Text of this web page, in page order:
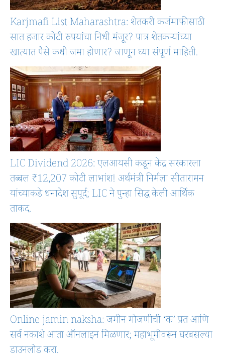
Karjmafi List Maharashtra: शेतकरी कर्जमाफीसाठी
सात हजार कोटी रुपयांचा निधी मंजूर? पात्र शेतकऱ्यांच्या
खात्यात पैसे कधी जमा होणार? जाणून घ्या संपूर्ण माहिती.
LIC Dividend 2026: एलआयसी कडून केंद्र सरकारला
तब्बल ₹12,207 कोटी लाभांश! अर्थमंत्री निर्मला सीतारामन
यांच्याकडे धनादेश सुपूर्द; LIC ने पुन्हा सिद्ध केली आर्थिक
ताकद.
Online jamin naksha: जमीन मोजणीची ‘क’ प्रत आणि
सर्व नकाशे आता ऑनलाइन मिळणार; महाभूमीवरून घरबसल्या
डाउनलोड करा.